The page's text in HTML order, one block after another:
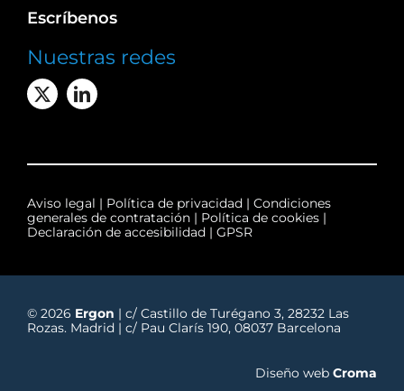
Escríbenos
Nuestras redes
Aviso legal | Política de privacidad | Condiciones
generales de contratación| Política de cookies|
Declaración de accesibilidad| GPSR
© 2026 Ergon | c/ Castillo de Turégano 3, 28232 Las
Rozas. Madrid | c/ Pau Clarís 190, 08037 Barcelona
Diseño webCroma